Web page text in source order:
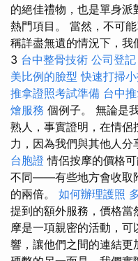
的絕佳禮物，也是單身
熱門項目。 當然，不可
稱詳盡無遺的情況下，我
3 台中整骨技術 公司登記
美比例的臉型 快速打掃
推拿證照考試準備 台中
燴服務 個例子。 無論是
熟人，事實證明，在情
力，因為我們與其他人分
台胞證 情侶按摩的價格
不同——有些地方會收取
的兩倍。 如何辦理護照
提到的額外服務，價格當
摩是一項親密的活動，
響，讓他們之間的連結更